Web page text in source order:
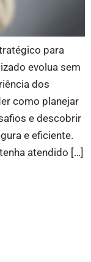
para
evolua sem
dos
como planejar
e descobrir
e eficiente.
atendido […]